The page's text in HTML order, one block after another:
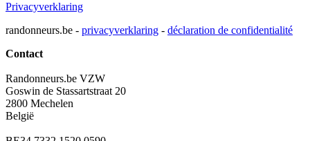
Privacyverklaring
randonneurs.be - privacyverklaring - déclaration de confidentialité
Contact
Randonneurs.be VZW
Goswin de Stassartstraat 20
2800 Mechelen
België